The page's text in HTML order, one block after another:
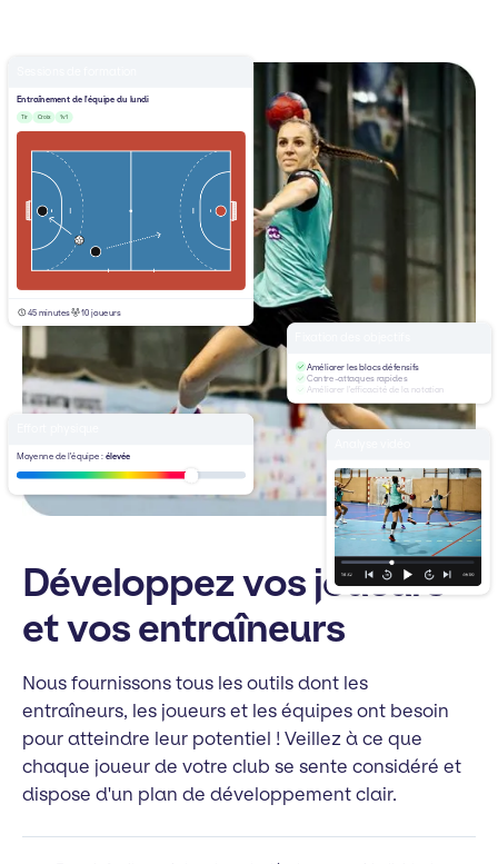
Développez vos joueurs
et vos entraîneurs
Nous fournissons tous les outils dont les
entraîneurs, les joueurs et les équipes ont besoin
pour atteindre leur potentiel ! Veillez à ce que
chaque joueur de votre club se sente considéré et
dispose d'un plan de développement clair.
Entraînement de l'équipe du lundi
Tir Croix 1v1
45 minutes 10 joueurs
Moyenne de l'équipe :élevée
Améliorer les blocs défensifs
Contre-attaques rapides
Améliorer l'efficacité de la notation